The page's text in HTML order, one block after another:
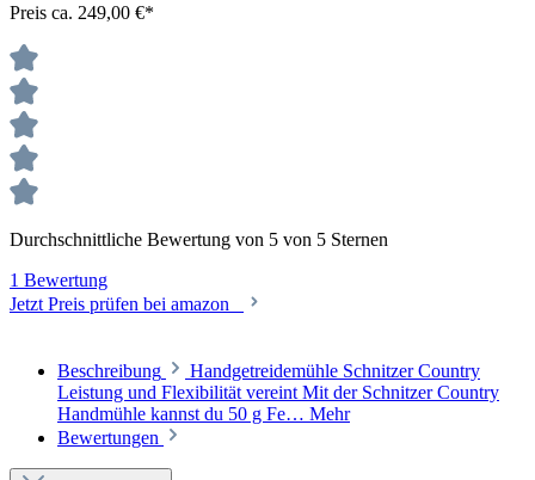
Preis ca. 249,00 €*
Durchschnittliche Bewertung von 5 von 5 Sternen
1 Bewertung
Jetzt Preis prüfen bei amazon
Beschreibung
Handgetreidemühle Schnitzer Country
Leistung und Flexibilität vereint Mit der Schnitzer Country
Handmühle kannst du 50 g Fe… Mehr
Bewertungen